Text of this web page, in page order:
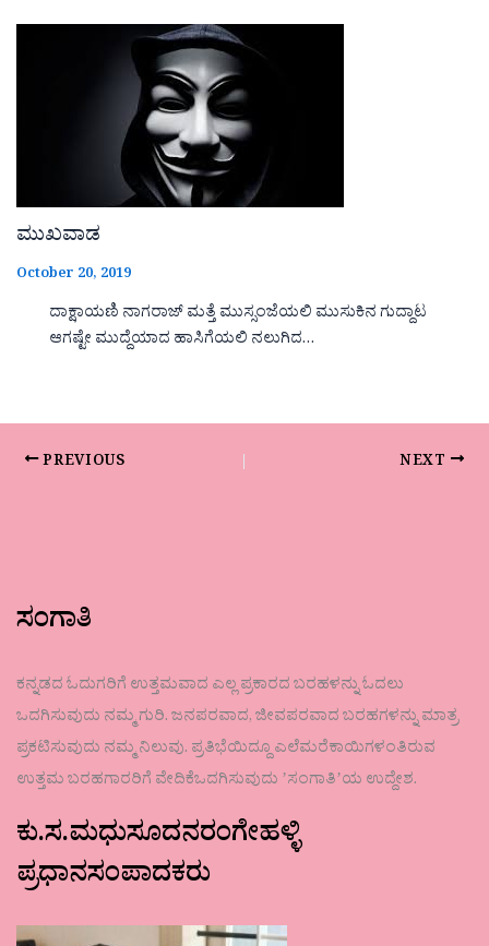
ಮುಖವಾಡ
October 20, 2019
ದಾಕ್ಷಾಯಣಿ ನಾಗರಾಜ್ ಮತ್ತೆ ಮುಸ್ಸಂಜೆಯಲಿ ಮುಸುಕಿನ ಗುದ್ದಾಟ
ಆಗಷ್ಟೇ ಮುದ್ದೆಯಾದ ಹಾಸಿಗೆಯಲಿ ನಲುಗಿದ…
PREVIOUS NEXT
ಸಂಗಾತಿ
ಕನ್ನಡದ ಓದುಗರಿಗೆ ಉತ್ತಮವಾದ ಎಲ್ಲ ಪ್ರಕಾರದ ಬರಹಳನ್ನು ಓದಲು
ಒದಗಿಸುವುದು ನಮ್ಮ ಗುರಿ. ಜನಪರವಾದ, ಜೀವಪರವಾದ ಬರಹಗಳನ್ನು ಮಾತ್ರ
ಪ್ರಕಟಿಸುವುದು ನಮ್ಮ ನಿಲುವು. ಪ್ರತಿಭೆಯಿದ್ದೂ ಎಲೆಮರೆಕಾಯಿಗಳಂತಿರುವ
ಉತ್ತಮ ಬರಹಗಾರರಿಗೆ ವೇದಿಕೆಒದಗಿಸುವುದು ʼಸಂಗಾತಿʼಯ ಉದ್ದೇಶ.
ಕು.ಸ.ಮಧುಸೂದನರಂಗೇಹಳ್ಳಿ
ಪ್ರಧಾನಸಂಪಾದಕರು